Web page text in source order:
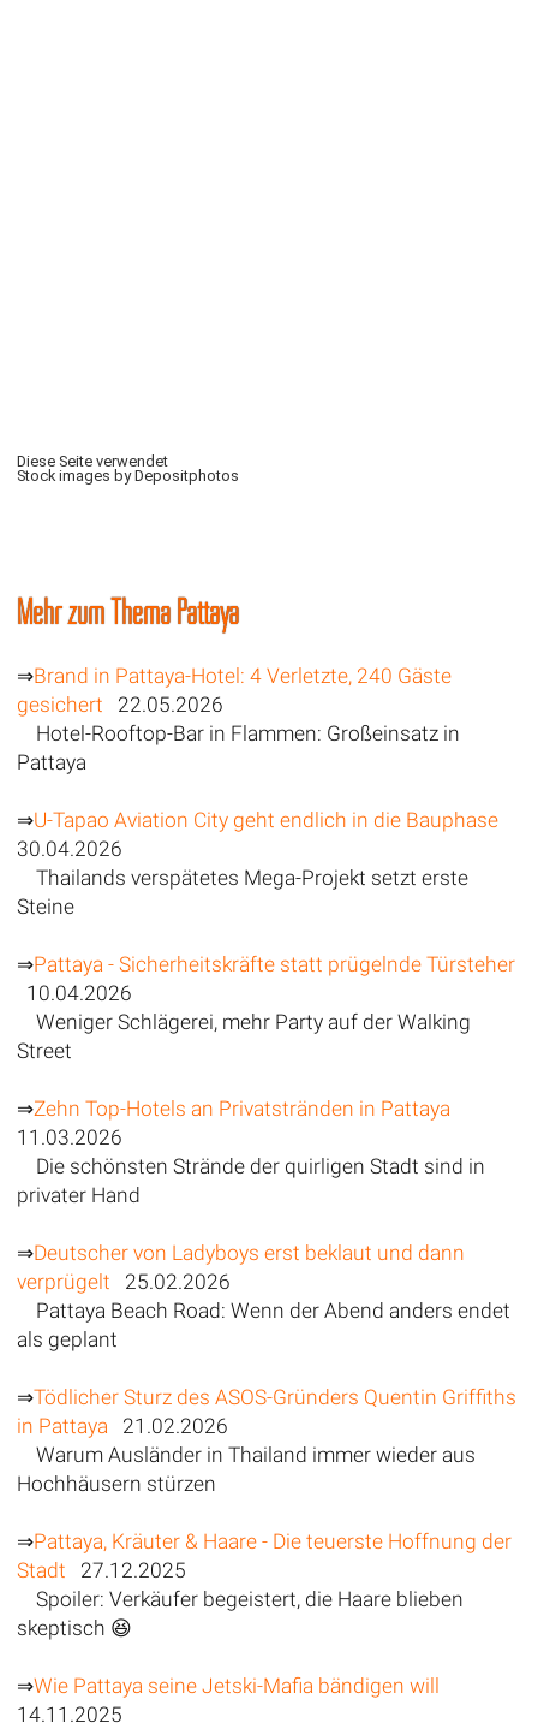
Diese Seite verwendet
Stock images by Depositphotos
Mehr zum Thema Pattaya
⇒Brand in Pattaya-Hotel: 4 Verletzte, 240 Gäste
gesichert 22.05.2026
Hotel-Rooftop-Bar in Flammen: Großeinsatz in
Pattaya
⇒U-Tapao Aviation City geht endlich in die Bauphase
30.04.2026
Thailands verspätetes Mega-Projekt setzt erste
Steine
⇒Pattaya - Sicherheitskräfte statt prügelnde Türsteher
10.04.2026
Weniger Schlägerei, mehr Party auf der Walking
Street
⇒Zehn Top-Hotels an Privatstränden in Pattaya
11.03.2026
Die schönsten Strände der quirligen Stadt sind in
privater Hand
⇒Deutscher von Ladyboys erst beklaut und dann
verprügelt 25.02.2026
Pattaya Beach Road: Wenn der Abend anders endet
als geplant
⇒Tödlicher Sturz des ASOS-Gründers Quentin Griffiths
in Pattaya 21.02.2026
Warum Ausländer in Thailand immer wieder aus
Hochhäusern stürzen
⇒Pattaya, Kräuter & Haare - Die teuerste Hoffnung der
Stadt 27.12.2025
Spoiler: Verkäufer begeistert, die Haare blieben
skeptisch 😆
⇒Wie Pattaya seine Jetski-Mafia bändigen will
14.11.2025